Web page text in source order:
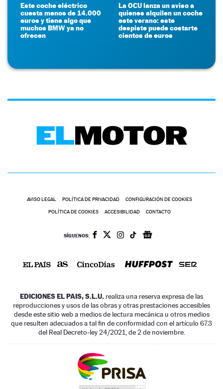
Este coche eléctrico
cuesta menos de 14.000
euros y tiene algo que
muchos BMW ya no
ofrecen
La OCU lanza un aviso a
quienes alquilen un coche
este verano: este
despiste puede costarte
cientos de euros
AVISO LEGAL POLÍTICA DE PRIVACIDAD CONFIGURACIÓN DE COOKIES
POLÍTICA DE COOKIES ACCESIBILIDAD CONTACTO
SÍGUENOS:
EDICIONES EL PAIS, S.L.U. realiza una reserva expresa de las
reproducciones y usos de las obras y otras prestaciones accesibles
desde este sitio web a medios de lectura mecánica u otros medios
que resulten adecuados a tal fin de conformidad con el artículo 67.3
del Real Decreto-ley 24/2021, de 2 de noviembre.